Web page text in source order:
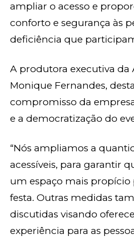
ampliar o acesso e
conforto e segurança às
deficiência que
A produtora executiva da
Monique Fernandes,
compromisso da
e a democratização do
“Nós ampliamos a
acessíveis, para garantir
um espaço mais propício
festa. Outras medidas
discutidas visando
experiência para as